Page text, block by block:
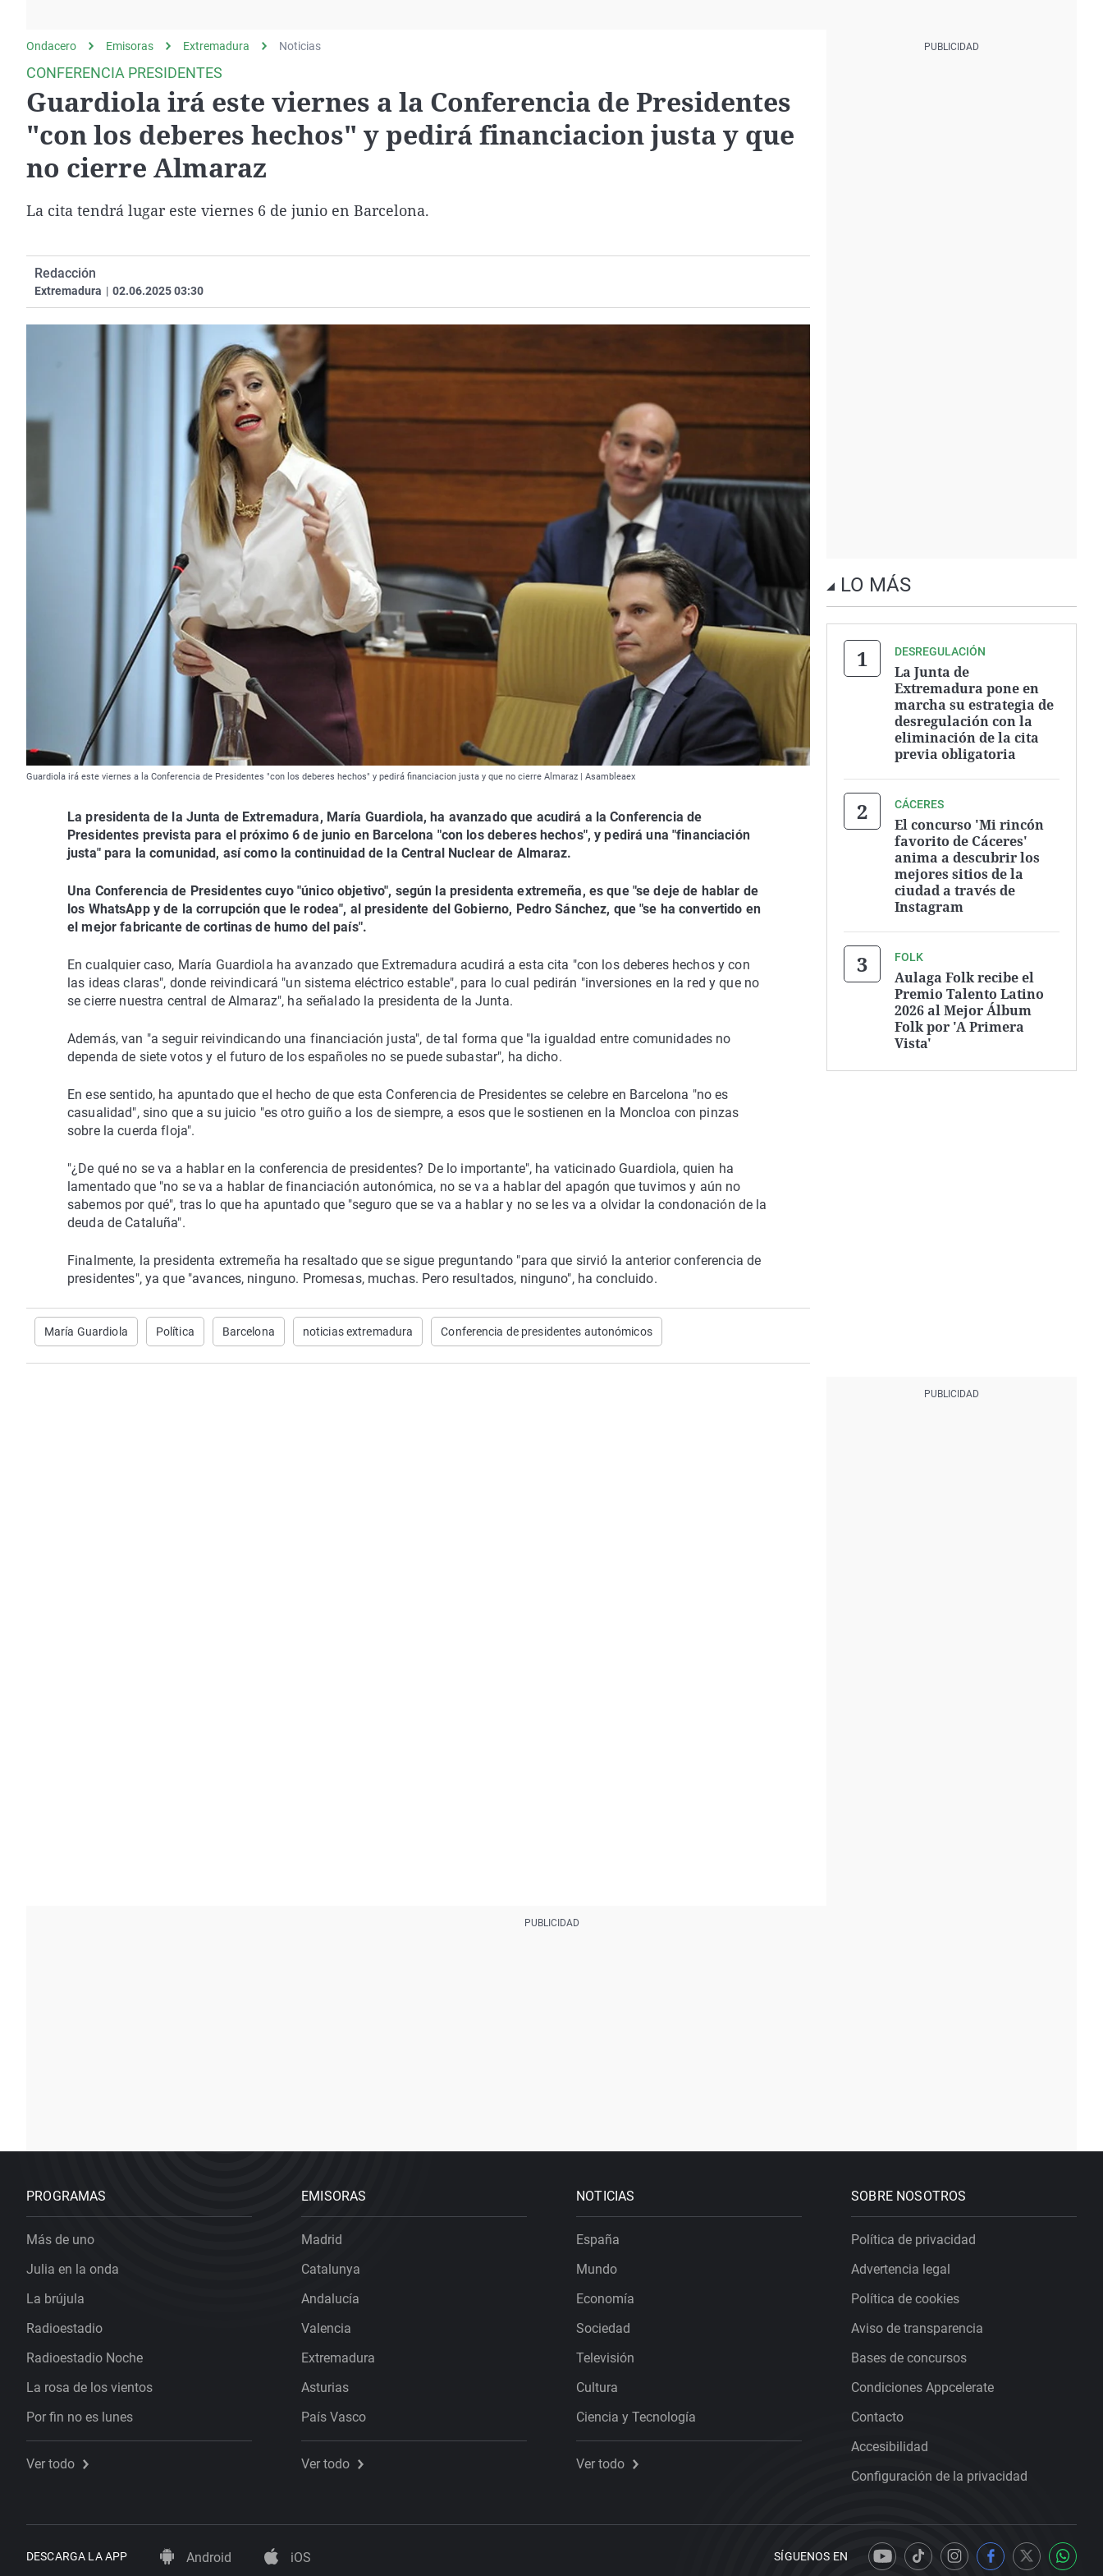
gato
Operación Viuda
Negra
Navarra
Ondacero Emisoras Extremadura Noticias
CONFERENCIA PRESIDENTES
Guardiola irá este viernes a la Conferencia de Presidentes
"con los deberes hechos" y pedirá financiacion justa y que
no cierre Almaraz
La cita tendrá lugar este viernes 6 de junio en Barcelona.
Redacción
Extremadura | 02.06.2025 03:30
Guardiola irá este viernes a la Conferencia de Presidentes "con los deberes hechos" y pedirá financiacion justa y que no cierre Almaraz | Asambleaex
La presidenta de la Junta de Extremadura, María Guardiola, ha avanzado que acudirá a la Conferencia de
Presidentes prevista para el próximo 6 de junio en Barcelona "con los deberes hechos", y pedirá una "financiación
justa" para la comunidad, así como la continuidad de la Central Nuclear de Almaraz.
Una Conferencia de Presidentes cuyo "único objetivo", según la presidenta extremeña, es que "se deje de hablar de
los WhatsApp y de la corrupción que le rodea", al presidente del Gobierno, Pedro Sánchez, que "se ha convertido en
el mejor fabricante de cortinas de humo del país".
En cualquier caso, María Guardiola ha avanzado que Extremadura acudirá a esta cita "con los deberes hechos y con
las ideas claras", donde reivindicará "un sistema eléctrico estable", para lo cual pedirán "inversiones en la red y que no
se cierre nuestra central de Almaraz", ha señalado la presidenta de la Junta.
Además, van "a seguir reivindicando una financiación justa", de tal forma que "la igualdad entre comunidades no
dependa de siete votos y el futuro de los españoles no se puede subastar", ha dicho.
En ese sentido, ha apuntado que el hecho de que esta Conferencia de Presidentes se celebre en Barcelona "no es
casualidad", sino que a su juicio "es otro guiño a los de siempre, a esos que le sostienen en la Moncloa con pinzas
sobre la cuerda floja".
"¿De qué no se va a hablar en la conferencia de presidentes? De lo importante", ha vaticinado Guardiola, quien ha
lamentado que "no se va a hablar de financiación autonómica, no se va a hablar del apagón que tuvimos y aún no
sabemos por qué", tras lo que ha apuntado que "seguro que se va a hablar y no se les va a olvidar la condonación de la
deuda de Cataluña".
Finalmente, la presidenta extremeña ha resaltado que se sigue preguntando "para que sirvió la anterior conferencia de
presidentes", ya que "avances, ninguno. Promesas, muchas. Pero resultados, ninguno", ha concluido.
María Guardiola Política Barcelona noticias extremadura Conferencia de presidentes autonómicos
LO MÁS
DESREGULACIÓN
La Junta de
Extremadura pone en
marcha su estrategia de
desregulación con la
eliminación de la cita
previa obligatoria
CÁCERES
El concurso 'Mi rincón
favorito de Cáceres'
anima a descubrir los
mejores sitios de la
ciudad a través de
Instagram
FOLK
Aulaga Folk recibe el
Premio Talento Latino
2026 al Mejor Álbum
Folk por 'A Primera
Vista'
PROGRAMAS
Más de uno
Julia en la onda
La brújula
Radioestadio
Radioestadio Noche
La rosa de los vientos
Por fin no es lunes
Ver todo
EMISORAS
Madrid
Catalunya
Andalucía
Valencia
Extremadura
Asturias
País Vasco
Ver todo
NOTICIAS
España
Mundo
Economía
Sociedad
Televisión
Cultura
Ciencia y Tecnología
Ver todo
SOBRE NOSOTROS
Política de privacidad
Advertencia legal
Política de cookies
Aviso de transparencia
Bases de concursos
Condiciones Appcelerate
Contacto
Accesibilidad
Configuración de la privacidad
DESCARGA LA APP Android iOS SÍGUENOS EN